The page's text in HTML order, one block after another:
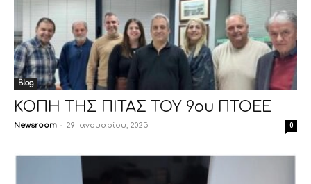
Blog
ΚΟΠΗ ΤΗΣ ΠΙΤΑΣ ΤΟΥ 9ου ΠΤΟΕΕ
Newsroom - 29 Ιανουαρίου, 2025 0